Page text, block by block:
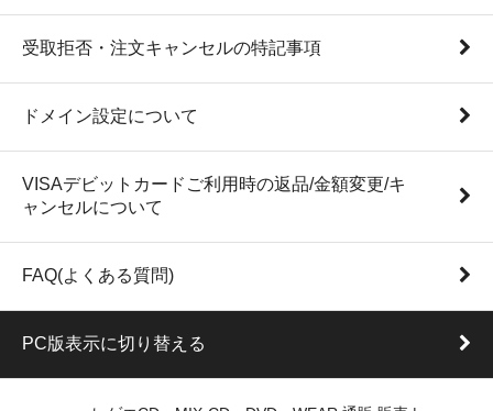
受取拒否・注文キャンセルの特記事項
ドメイン設定について
VISAデビットカードご利用時の返品/金額変更/キ
ャンセルについて
FAQ(よくある質問)
PC版表示に切り替える